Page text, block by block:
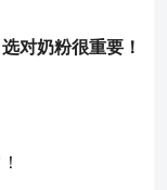
对奶粉很重要！